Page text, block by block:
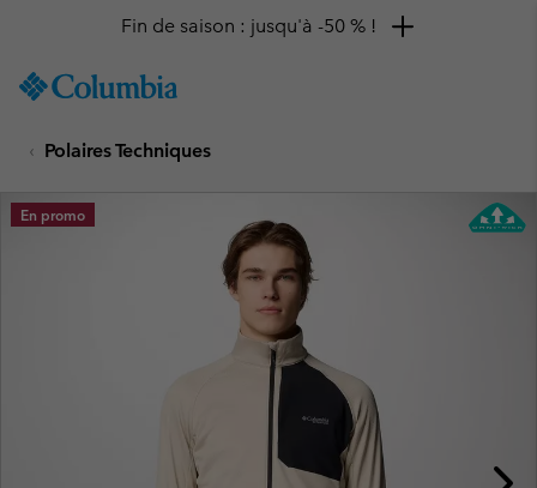
TO
SKIP
MAIN
NAV
Fin de saison : jusqu'à -50 % !
Polaires Techniques
En promo